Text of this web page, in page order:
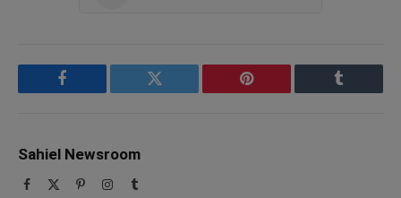
Facebook Twitter Pinterest Tumblr
Sahiel Newsroom
Facebook PinterestInstagram
Tumblr